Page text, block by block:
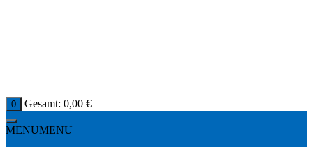
0 Gesamt: 0,00 €
MENUMENU